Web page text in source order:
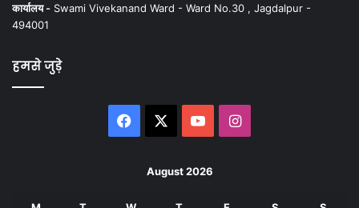
कार्यालय - Swami Vivekanand Ward - Ward No.30 , Jagdalpur -
494001
हमसे जुड़े
Facebook YouTubeInstagram
August 2026